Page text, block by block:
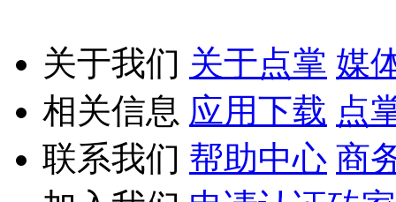
关于我们 关于点掌 媒
相关信息 应用下载 点
联系我们 帮助中心 商